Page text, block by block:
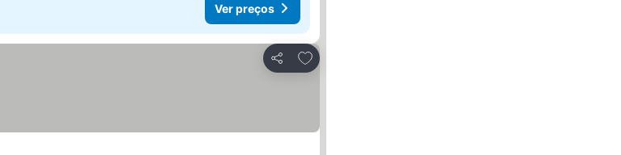
Ver preços
Partilhar
Adicionar aos favoritos